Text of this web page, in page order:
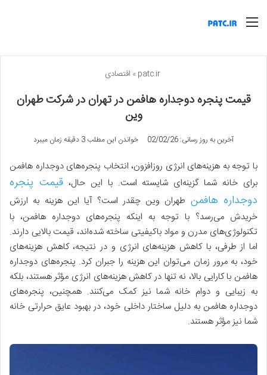
منو
patc.ir
» اقتصادی
قیمت پنجره دوجداره هافمن در تهران در شرکت طهران
وین
آخرین به روز رسانی: 02/02/26 خواندن این مطلب 3 دقیقه زمان میبرد
با توجه به هزینه‌های انرژی روزافزون، انتخاب پنجره‌های دوجداره هافمن
برای خانه شما گزینه‌ای شایسته است. با این حال،قیمت پنجره
دوجداره هافمن طهران وین چقدر است؟ آیا این هزینه به ارزش
خریدش می‌رسد؟ با توجه به اینکه پنجره‌های دوجداره هافمن، با
تکنولوژی‌های مدرن و مواد باکیفیتی ساخته شده‌اند، قیمت بالایی دارند.
اما از طرفی، با کاهش هزینه‌های انرژی و در نتیجه، کاهش هزینه‌های
خود، به مرور زمان می‌توان این هزینه را جبران کرد. پنجره‌های دوجداره
هافمن با کارایی بالا، نه تنها در کاهش هزینه‌های انرژی مؤثر هستند، بلکه
به زیبایی و دوام خانه شما نیز کمک می‌کنند. همچنین، پنجره‌های
دوجداره هافمن به دلیل ساختار داخلی خود، در بهبود عایق حرارتی خانه
شما نیز مؤثر هستند.